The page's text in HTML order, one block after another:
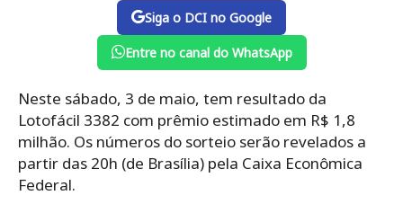
Siga o DCI no Google
Entre no canal do WhatsApp
Neste sábado, 3 de maio, tem resultado da
Lotofácil 3382 com prêmio estimado em R$ 1,8
milhão. Os números do sorteio serão revelados a
partir das 20h (de Brasília) pela Caixa Econômica
Federal.